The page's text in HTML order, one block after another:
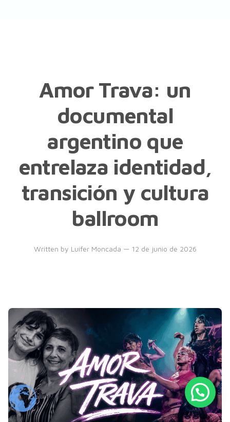
Amor Trava: un
documental
argentino que
entrelaza identidad,
transición y cultura
ballroom
Written by Luifer Moncada — 12 de junio de 2026